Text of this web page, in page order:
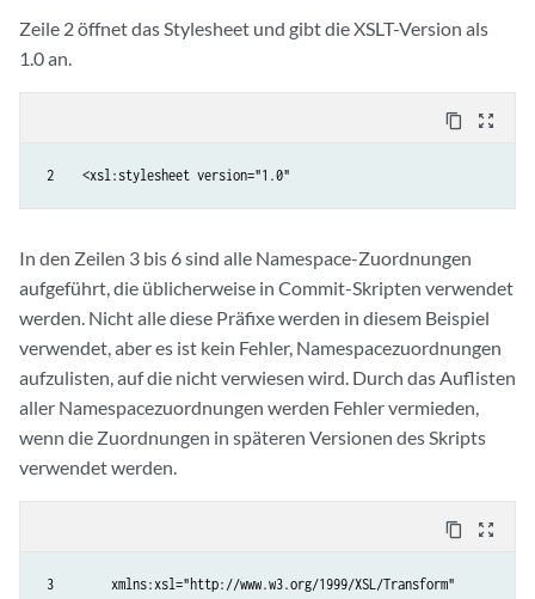
Zeile 2 öffnet das Stylesheet und gibt die XSLT-Version als
1.0 an.
content_copy zoom_out_map
2    <xsl:stylesheet version="1.0"
In den Zeilen 3 bis 6 sind alle Namespace-Zuordnungen
aufgeführt, die üblicherweise in Commit-Skripten verwendet
werden. Nicht alle diese Präfixe werden in diesem Beispiel
verwendet, aber es ist kein Fehler, Namespacezuordnungen
aufzulisten, auf die nicht verwiesen wird. Durch das Auflisten
aller Namespacezuordnungen werden Fehler vermieden,
wenn die Zuordnungen in späteren Versionen des Skripts
verwendet werden.
content_copy zoom_out_map
3        xmlns:xsl="http://www.w3.org/1999/XSL/Transform"